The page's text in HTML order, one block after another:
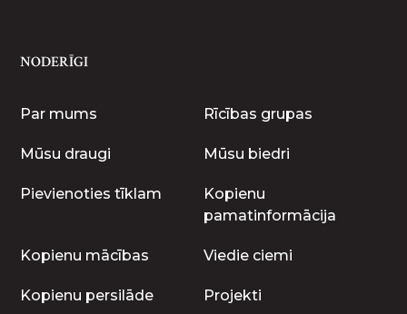
NODERĪGI
Par mums Rīcības grupas
Mūsu draugi Mūsu biedri
Pievienoties tīklam
Kopienu
pamatinformācija
Kopienu mācības Viedie ciemi
Kopienu persilāde Projekti